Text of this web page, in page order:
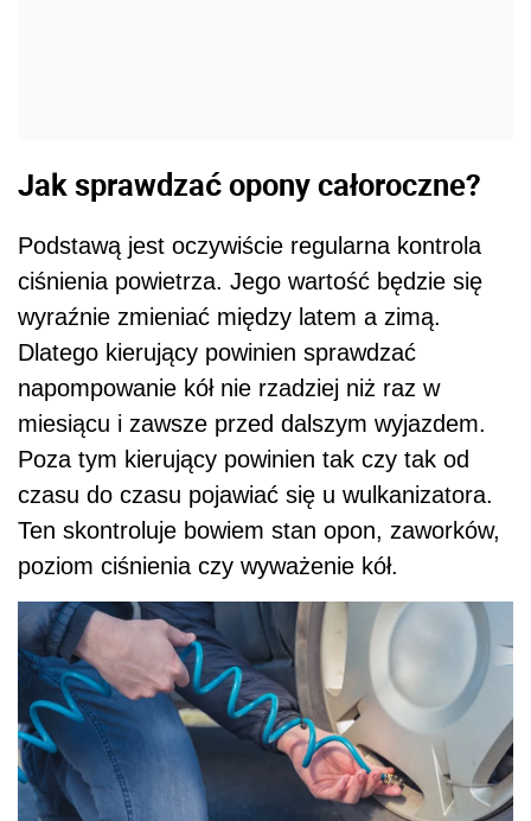
Jak sprawdzać opony całoroczne?
Podstawą jest oczywiście regularna kontrola
ciśnienia powietrza. Jego wartość będzie się
wyraźnie zmieniać między latem a zimą.
Dlatego kierujący powinien sprawdzać
napompowanie kół nie rzadziej niż raz w
miesiącu i zawsze przed dalszym wyjazdem.
Poza tym kierujący powinien tak czy tak od
czasu do czasu pojawiać się u wulkanizatora.
Ten skontroluje bowiem stan opon, zaworków,
poziom ciśnienia czy wyważenie kół.